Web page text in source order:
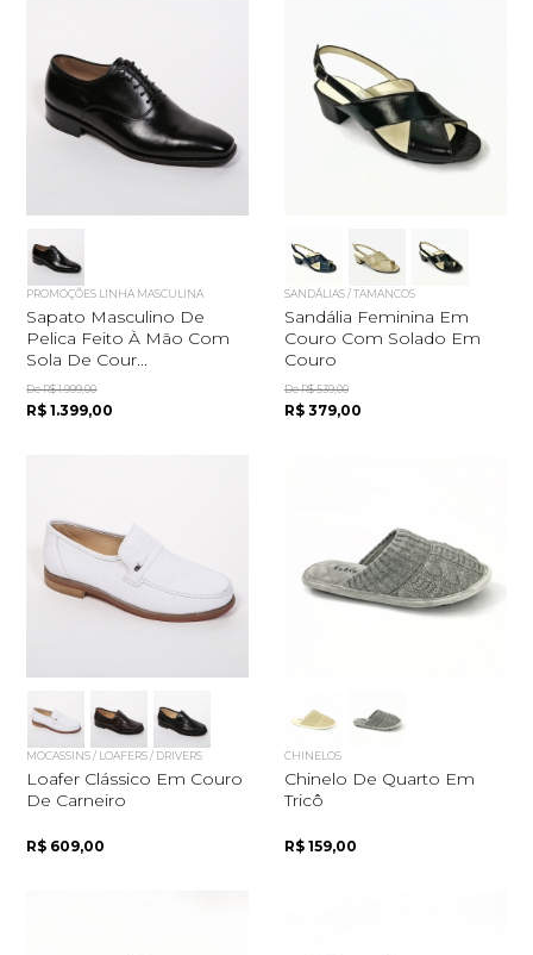
PROMOÇÕES LINHA MASCULINA
Sapato Masculino De
Pelica Feito À Mão Com
Sola De Cour...
De R$ 1.999,00
R$ 1.399,00
SANDÁLIAS / TAMANCOS
Sandália Feminina Em
Couro Com Solado Em
Couro
De R$ 539,00
R$ 379,00
MOCASSINS / LOAFERS / DRIVERS
Loafer Clássico Em Couro
De Carneiro
R$ 609,00
CHINELOS
Chinelo De Quarto Em
Tricô
R$ 159,00